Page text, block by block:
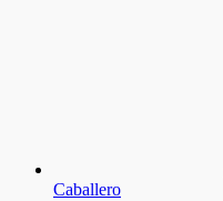
Caballero